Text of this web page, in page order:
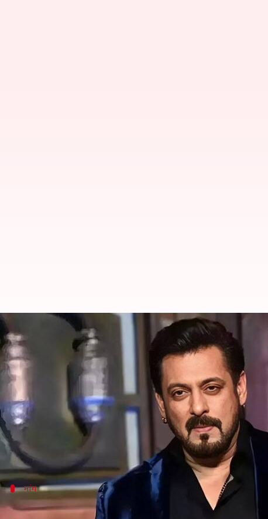
इधर 'काला हिरण' का टीजर आया,
लेखन Jun 12, 2026
क्या है खबर?
फिल्म 'काला हिरण: बैटल फॉर लेगेसी' का टीजर रिलीज होते
उन्होंने अपनी छवि को नुकसान पहुंचाने का आरोप लगाते हुए
उनका आरोप है कि इस फिल्म में उनकी अनुमति के बिना उनके
मांग
फिल्म की रिलीज और प्रोडक्शन पर रोक लगाने की